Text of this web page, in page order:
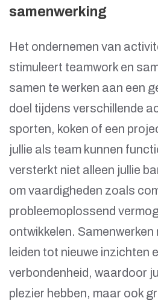
samenwerking
Het ondernemen van
stimuleert teamwork en
samen te werken aan een
doel tijdens verschillende
sporten, koken of een
jullie als team kunnen
versterkt niet alleen jullie
om vaardigheden zoals
probleemoplossend
ontwikkelen. Samenwerken
leiden tot nieuwe inzichten
verbondenheid, waardoor
plezier hebben, maar ook